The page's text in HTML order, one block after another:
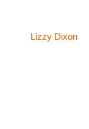
Lizzy Dixon